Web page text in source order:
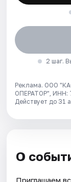
2 шаг.
Реклама. ООО
ОПЕРАТОР", ИНН:
Действует до 31
О
Приглашаем